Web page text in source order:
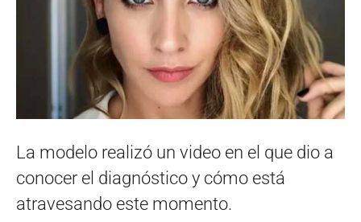
La modelo realizó un video en el que dio a
conocer el diagnóstico y cómo está
atravesando este momento.